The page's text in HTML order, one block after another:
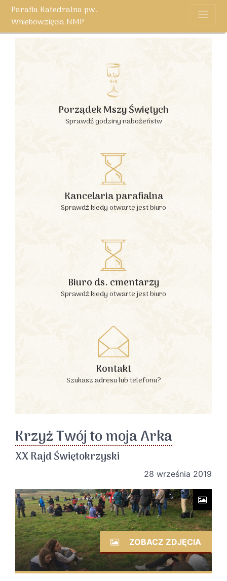
Parafia Katedralna pw.
Wniebowzięcia NMP
Porządek Mszy Świętych
Sprawdź godziny nabożeństw
Kancelaria parafialna
Sprawdź kiedy otwarte jest biuro
Biuro ds. cmentarzy
Sprawdź kiedy otwarte jest biuro
Kontakt
Szukasz adresu lub telefonu?
Krzyż Twój to moja Arka
XX Rajd Świętokrzyski
28 września 2019
ZOBACZ ZDJĘCIA